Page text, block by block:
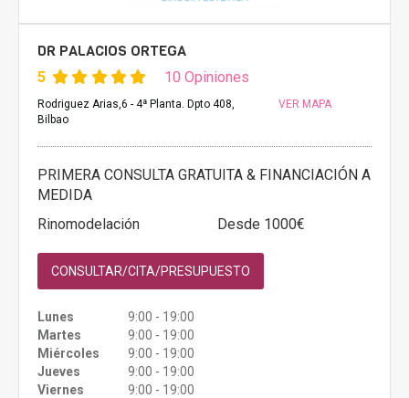
DR PALACIOS ORTEGA
5 10 Opiniones
Rodriguez Arias,6 - 4ª Planta. Dpto 408,
Bilbao
VER MAPA
PRIMERA CONSULTA GRATUITA & FINANCIACIÓN A
MEDIDA
Rinomodelación
Desde 1000€
CONSULTAR/CITA/PRESUPUESTO
Lunes
9:00 - 19:00
Martes
9:00 - 19:00
Miércoles
9:00 - 19:00
Jueves
9:00 - 19:00
Viernes
9:00 - 19:00